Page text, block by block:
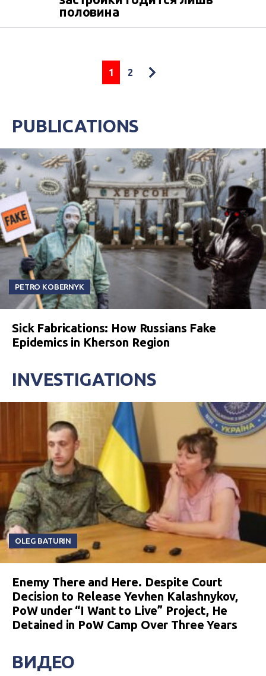
половина
1 2
PUBLICATIONS
PETRO KOBERNYK
Sick Fabrications: How Russians Fake
Epidemics in Kherson Region
INVESTIGATIONS
OLEG BATURIN
Enemy There and Here. Despite Court
Decision to Release Yevhen Kalashnykov,
PoW under “I Want to Live” Project, He
Detained in PoW Camp Over Three Years
ВИДЕО